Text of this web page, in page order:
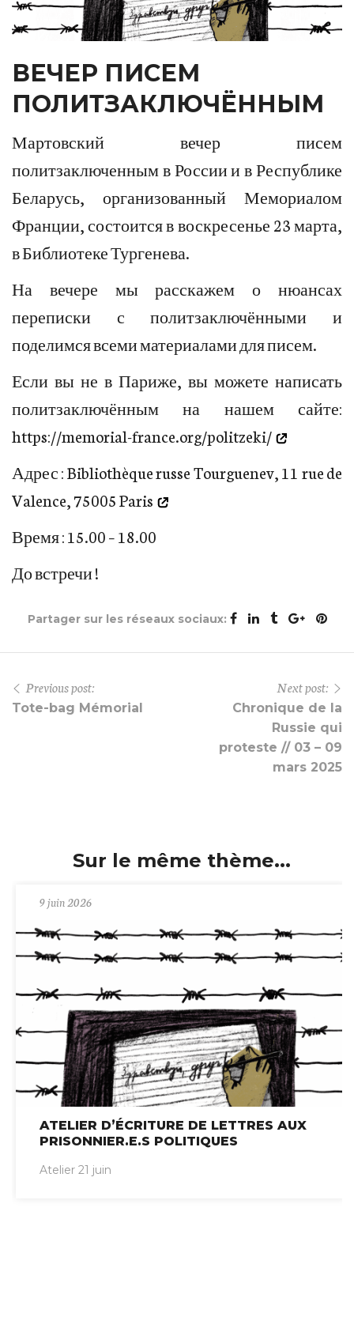
ВЕЧЕР ПИСЕМ
ПОЛИТЗАКЛЮЧЁННЫМ
Мартовский вечер писем
политзаключенным в России и в Республике
Беларусь, организованный Мемориалом
Франции, состоится в воскресенье 23 марта,
в Библиотеке Тургенева.
На вечере мы расскажем о нюансах
переписки с политзаключёнными и
поделимся всеми материалами для писем.
Если вы не в Париже, вы можете написать
политзаключённым на нашем сайте:
https://memorial-france.org/politzeki/
Адрес :Bibliothèque russe Tourguenev, 11 rue de
Valence, 75005 Paris
Время : 15.00 – 18.00
До встречи !
Partager sur les réseaux sociaux:
Previous post:
Tote-bag Mémorial
Next post:
Chronique de la
Russie qui
proteste // 03 – 09
mars 2025
Sur le même thème...
9 juin 2026
ATELIER D’ÉCRITURE DE LETTRES AUX
PRISONNIER.E.S POLITIQUES
Atelier 21 juin